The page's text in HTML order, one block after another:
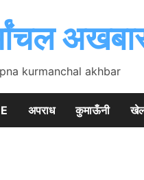
kurmanchal akhbar
अपराध कुमाऊँनी